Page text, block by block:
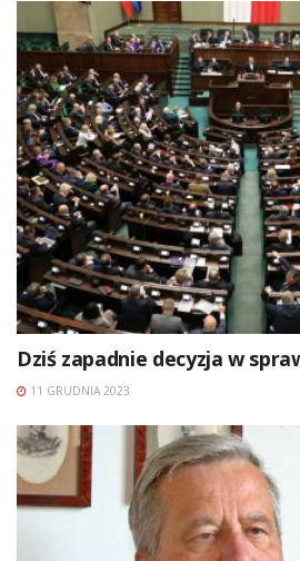
Dziś zapadnie decyzja w
11 GRUDNIA 2023